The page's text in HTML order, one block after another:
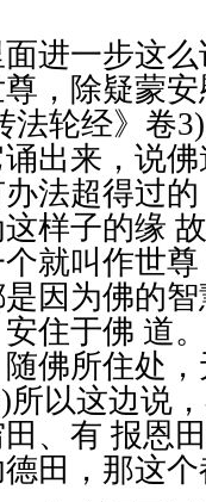
进一步这
，除疑蒙
法轮经》卷3)
出来，说
法超得过
样子的缘
就叫作世
因为佛的
住于佛 道
佛所住处
所以这边说
、有 报恩
田，那这